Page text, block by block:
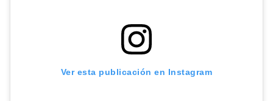
Ver esta publicación en Instagram